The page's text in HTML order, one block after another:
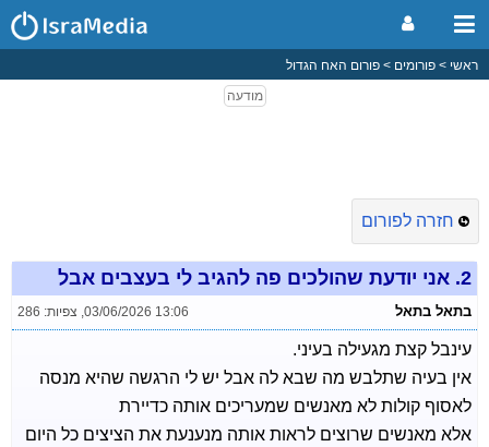
ראשי פורומים פורום האח הגדול
חזרה לפורום
2. אני יודעת שהולכים פה להגיב לי בעצבים אבל
בתאל בתאל 03/06/2026 13:06
, צפיות: 286
עינבל קצת מגעילה בעיני.
אין בעיה שתלבש מה שבא לה אבל יש לי הרגשה שהיא מנסה
לאסוף קולות לא מאנשים שמעריכים אותה כדיירת
אלא מאנשים שרוצים לראות אותה מנענעת את הציצים כל היום